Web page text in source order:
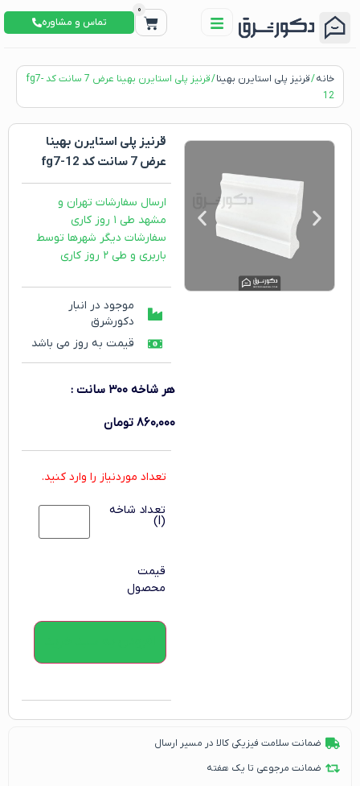
0
تماس و مشاوره
خانه/قرنیز پلی استایرن بهینا
/ قرنیز پلی استایرن بهینا عرض 7 سانت کد fg7-
12
قرنیز پلی استایرن بهینا
عرض 7 سانت کد fg7-12
ارسال سفارشات تهران و
مشهد طی ۱ روز کاری
سفارشات دیگر شهرها توسط
باربری و طی ۲ روز کاری
موجود در انبار
دکورشرق
قیمت به روز می باشد
هر شاخه ۳۰۰ سانت :
۸۶۰,۰۰۰ تومان
تعداد موردنیاز را وارد کنید.
تعداد شاخه
(l)
قیمت
محصول
ضمانت سلامت فیزیکی کالا در مسیر ارسال
ضمانت مرجوعی تا یک هفته